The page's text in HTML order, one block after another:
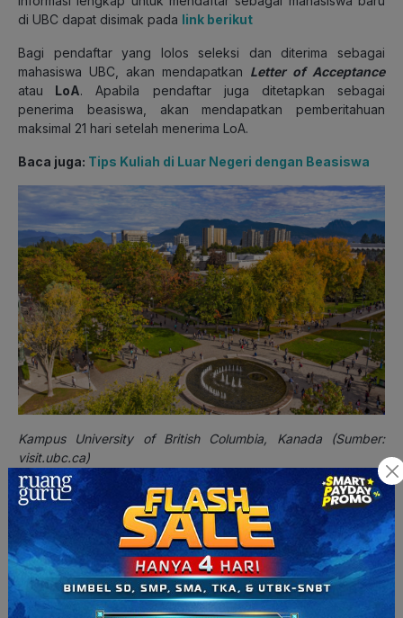
di UBC dapat disimak pada link berikut
Bagi pendaftar yang lolos seleksi dan diterima sebagai
mahasiswa UBC, akan mendapatkan Letter of Acceptance
atau LoA. Apabila pendaftar juga ditetapkan sebagai
penerima beasiswa, akan mendapatkan pemberitahuan
maksimal 21 hari setelah menerima LoA.
Baca juga: Tips Kuliah di Luar Negeri dengan Beasiswa
Kampus University of British Columbia, Kanada (Sumber:
visit.ubc.ca)
Timeline Seleksi
1 Desember Deadlinependaftaran mahasiswa baru UBC dan
pendaftaran beasiswa.
31 Januari: Pengumuman lolos seleksi bahasa Inggris UBC.
31 Januari: Mulai kirimkan semua dokumen yang diperlukan